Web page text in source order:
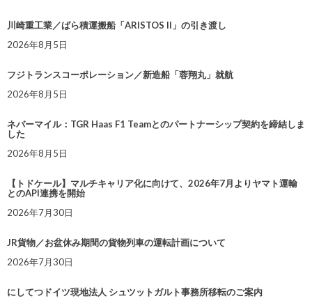
川崎重工業／ばら積運搬船「ARISTOS II」の引き渡し
2026年8月5日
フジトランスコーポレーション／新造船「蓉翔丸」就航
2026年8月5日
ネバーマイル：TGR Haas F1 Teamとのパートナーシップ契約を締結しま
した
2026年8月5日
【トドケール】マルチキャリア化に向けて、2026年7月よりヤマト運輸
とのAPI連携を開始
2026年7月30日
JR貨物／お盆休み期間の貨物列車の運転計画について
2026年7月30日
にしてつドイツ現地法人 シュツットガルト事務所移転のご案内